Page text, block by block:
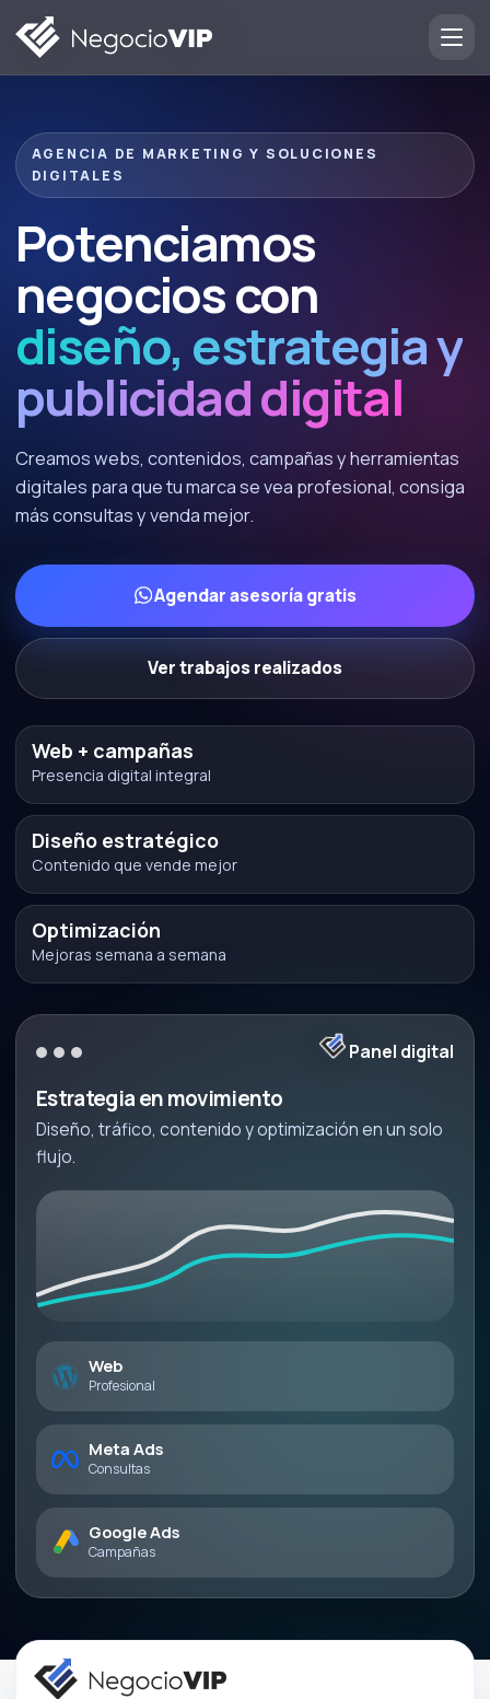
Herramientas
Contacto
AGENCIA DE MARKETING Y SOLUCIONES
DIGITALES
Potenciamos
negocios con
diseño, estrategia y
publicidad digital
Creamos webs, contenidos, campañas y herramientas
digitales para que tu marca se vea profesional, consiga
más consultas y venda mejor.
Agendar asesoría gratis
Ver trabajos realizados
Web + campañas
Presencia digital integral
Diseño estratégico
Contenido que vende mejor
Optimización
Mejoras semana a semana
Panel digital
Estrategia en movimiento
Diseño, tráfico, contenido y optimización en un solo
flujo.
Web
Profesional
Meta Ads
Consultas
Google Ads
Campañas